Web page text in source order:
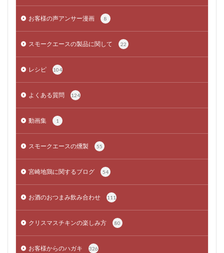
お客様の声アンサー漫画 8
スモークエースの製品に関して 22
レシピ 104
よくある質問 124
動画集 1
スモークエースの燻製 55
宮崎地鶏に関するブログ 54
お酒のおつまみ飲み合わせ 111
クリスマスチキンの楽しみ方 80
お客様からのハガキ 326